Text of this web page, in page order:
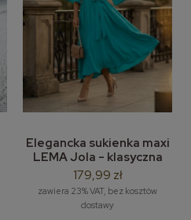
Elegancka sukienka maxi
LEMA Jola - klasyczna
sukienka - rozm. M-2XL
179,99 zł
zawiera 23% VAT, bez kosztów
dostawy